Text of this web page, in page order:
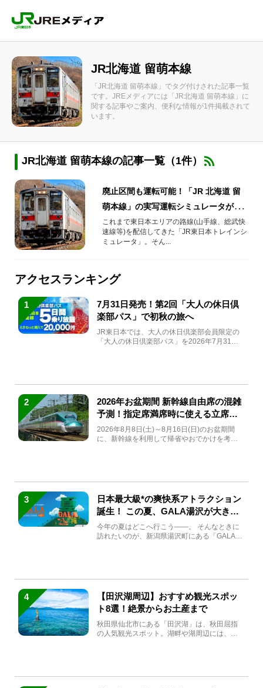
JR北海道 留萌本線
「JR北海道 留萌本線」でタグ付けされた記事一覧
です。JREメディアには「JR北海道 留萌本線」に
関する記事やご案内、便利な情報が1件掲載されて
います。
JR北海道 留萌本線の記事一覧（1件）
廃止区間も運転可能！「JR 北海道 留
萌本線」の実写運転シミュレータが
2024年3月26日(火)配信開始
これまで東日本エリアの路線(山手線、総武快
速線等)を配信してきた「JR東日本トレインシ
ミュレータ」。そん...
アクセスランキング
1
7月31日発売！第2回「大人の休日倶
楽部パス」で初秋の旅へ
JR東日本では、大人の休日倶楽部会員限定の
「大人の休日倶楽部パス」を2026年7月31日
2
2026年お盆期間 新幹線自由席の混雑
予測！指定席満席時に使える立席特
急券も解説
2026年8月8日(土)～8月16日(日)のお盆期間
に、新幹線を利用して帰省やおでかけを考え
3
日本最大級*の爽快系アトラクション
誕生！ この夏、GALA湯沢が大きく
生まれ変わる
今年の夏はどこへ行こう――。 そんなときに
訪れたいのが、新潟県湯沢町にある「GALA湯
4
【田沢湖周辺】おすすめ観光スポッ
ト8選！絶景からお土産まで
秋田県仙北市にある「田沢湖」は、秋田屈指
の人気観光スポット。湖畔や湖周辺には、田